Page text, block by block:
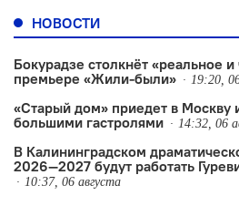
НОВОСТИ
Бокурадзе столкнëт «реальное
премьере «Жили-были»
19:20,
«Старый дом» приедет в Москву
большими гастролями
14:32, 06
В Калининградском
2026—2027 будут работать
10:37, 06 августа